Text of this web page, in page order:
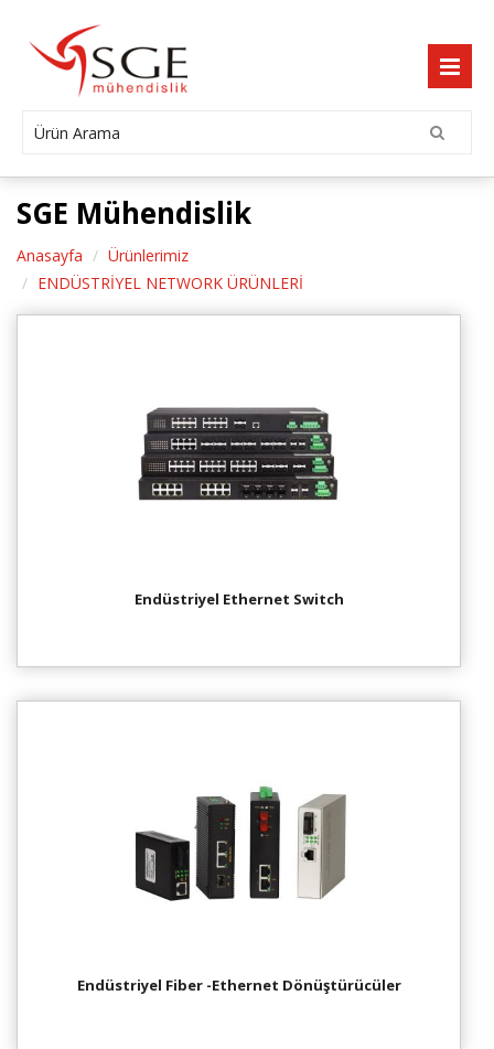
SGE Mühendislik
Anasayfa
Ürünlerimiz
ENDÜSTRİYEL NETWORK ÜRÜNLERİ
Endüstriyel Ethernet Switch
Endüstriyel Fiber -Ethernet Dönüştürücüler